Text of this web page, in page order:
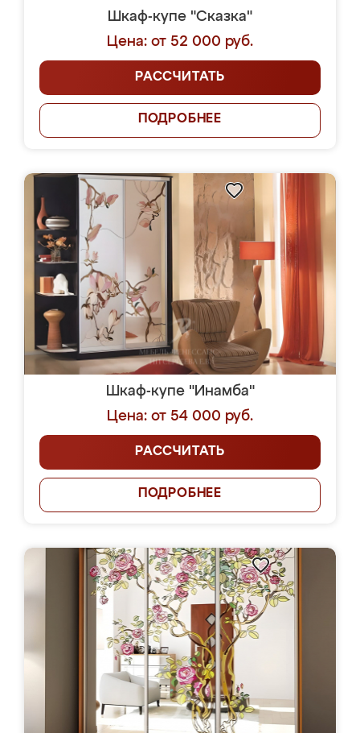
Шкаф-купе "Сказка"
Цена: от 52 000 руб.
РАССЧИТАТЬ
ПОДРОБНЕЕ
Шкаф-купе "Инамба"
Цена: от 54 000 руб.
РАССЧИТАТЬ
ПОДРОБНЕЕ